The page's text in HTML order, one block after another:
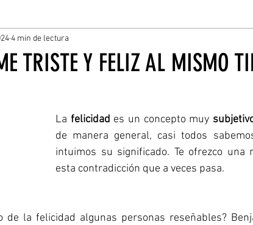
TRISTE Y FELIZ AL MISMO
4 min de lectura
La felicidad es un concepto muy
de manera general, casi todos
intuimos su significado. Te ofrezco una
esta contradicción que a veces pasa.
de la felicidad algunas personas reseñables?